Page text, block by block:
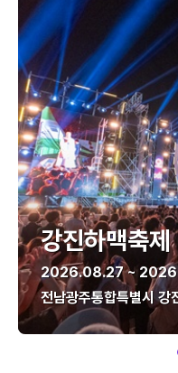
강진하맥축제
2026.08.27 ~
전남광주통합특별시 강